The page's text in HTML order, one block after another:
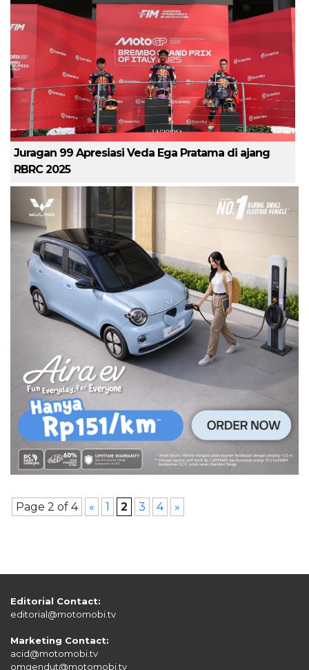
Juragan 99 Apresiasi Veda Ega Pratama di ajang
RBRC 2025
Page 2 of 4 « 1 2 3 4 »
Editorial Contact:
editorial@motomobi.tv
Marketing Contact:
acid@motomobi.tv
omgendut@motomobi.tv